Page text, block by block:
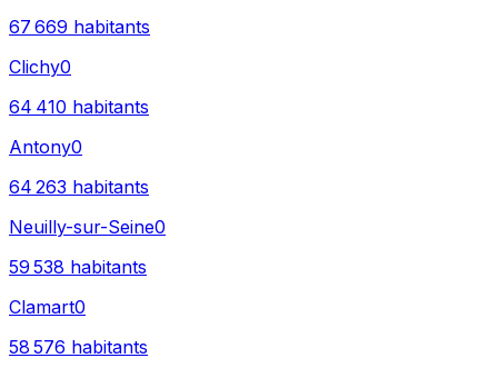
67 669 habitants
Clichy0
64 410 habitants
Antony0
64 263 habitants
Neuilly-sur-Seine0
59 538 habitants
Clamart0
58 576 habitants